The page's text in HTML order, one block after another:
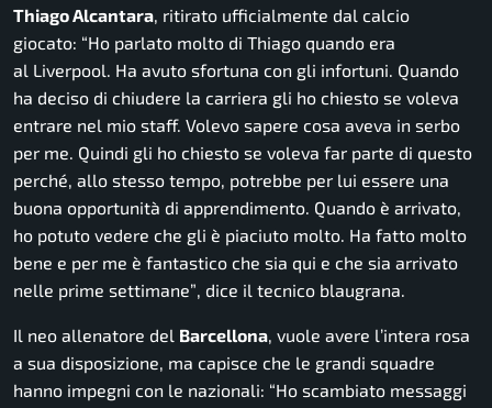
Thiago Alcantara, ritirato ufficialmente dal calcio
giocato: “Ho parlato molto di Thiago quando era
al Liverpool. Ha avuto sfortuna con gli infortuni. Quando
ha deciso di chiudere la carriera gli ho chiesto se voleva
entrare nel mio staff. Volevo sapere cosa aveva in serbo
per me. Quindi gli ho chiesto se voleva far parte di questo
perché, allo stesso tempo, potrebbe per lui essere una
buona opportunità di apprendimento. Quando è arrivato,
ho potuto vedere che gli è piaciuto molto. Ha fatto molto
bene e per me è fantastico che sia qui e che sia arrivato
nelle prime settimane”, dice il tecnico blaugrana.
Il neo allenatore del Barcellona, vuole avere l’intera rosa
a sua disposizione, ma capisce che le grandi squadre
hanno impegni con le nazionali: “Ho scambiato messaggi